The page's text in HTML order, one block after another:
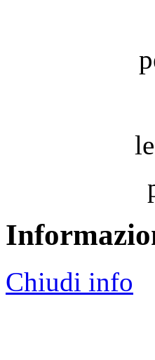
Chiudi info